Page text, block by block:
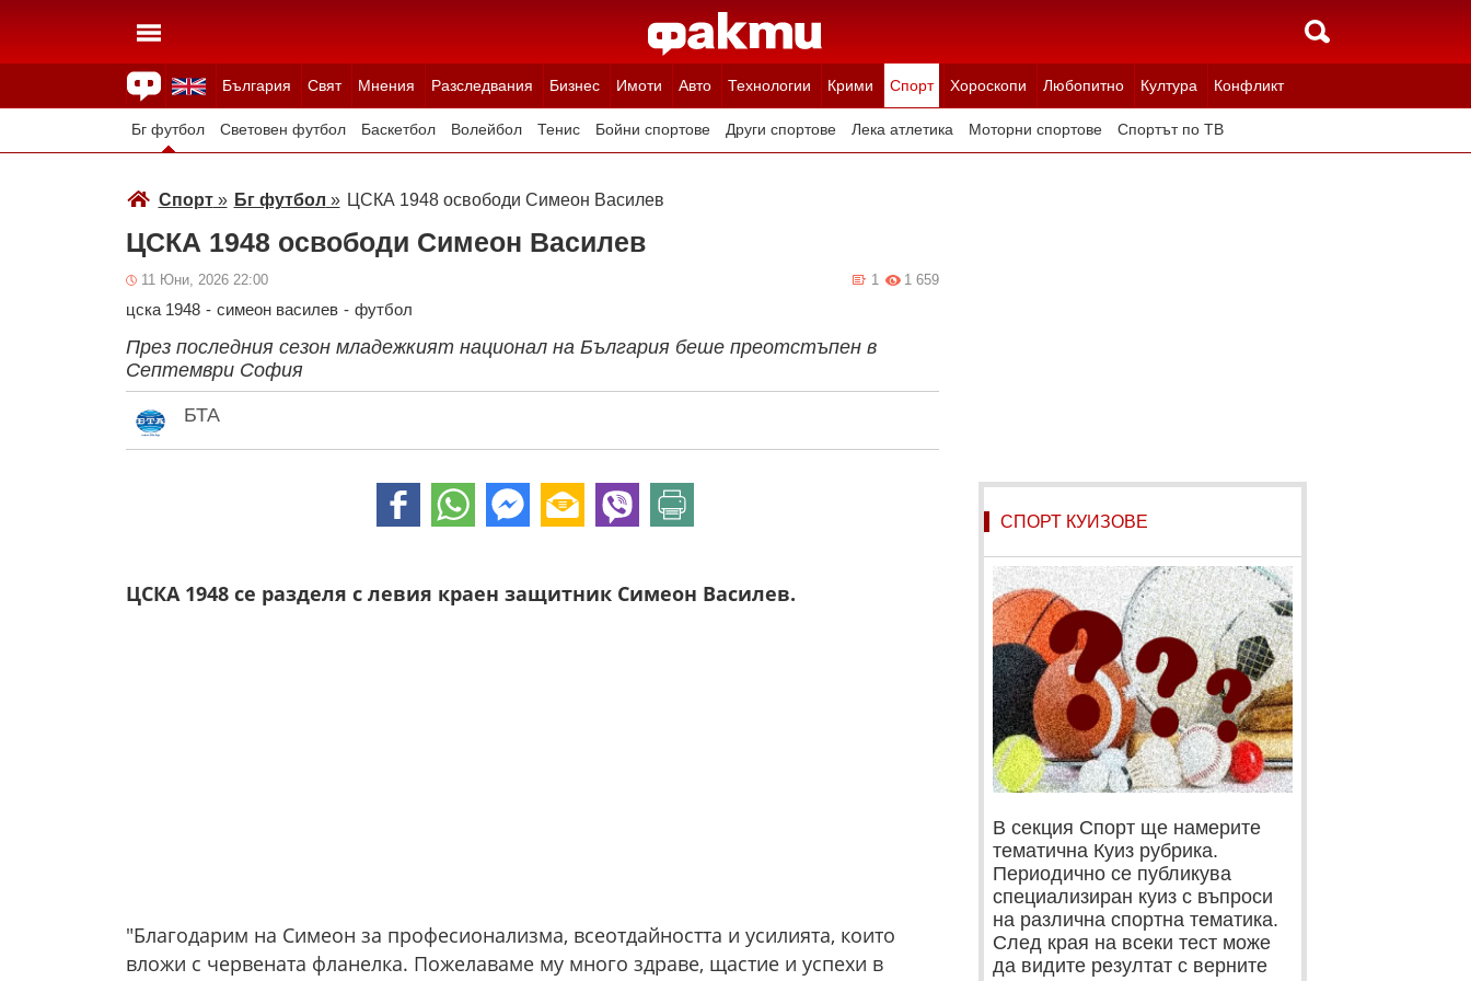
България Свят Мнения Разследвания Бизнес Имоти Авто Технологии Крими Спорт Хороскопи Любопитно Култура Конфликт
Здраве Времето Анкети Вицове Куизове
Бг футбол Световен футбол Баскетбол Волейбол Тенис Бойни спортове Други спортове Лека атлетика Моторни спортове Спортът по ТВ
Спорт» Бг футбол » ЦСКА 1948 освободи Симеон Василев
ЦСКА 1948 освободи Симеон Василев
11 Юни, 2026 22:00 1 659
1
цска 1948 - симеон василев - футбол
През последния сезон младежкият национал на България беше преотстъпен в
Септември София
БТА
ЦСКА 1948 се разделя с левия краен защитник Симеон Василев.
"Благодарим на Симеон за професионализма, всеотдайността и усилията, които
вложи с червената фланелка. Пожелаваме му много здраве, щастие и успехи в
СПОРТ КУИЗОВЕ
В секция Спорт ще намерите
тематична Куиз рубрика.
Периодично се публикува
специализиран куиз с въпроси
на различна спортна тематика.
След края на всеки тест може
да видите резултат с верните